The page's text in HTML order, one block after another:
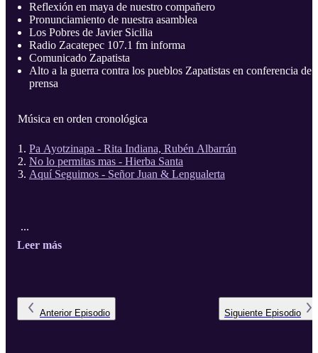
Reflexión en maya de nuestro compañero
Pronunciamiento de nuestra asamblea
Los Pobres de Javier Sicilia
Radio Zacatepec 107.1 fm informa
Comunicado Zapatista
Alto a la guerra contra los pueblos Zapatistas en conferencia de
prensa
Música en orden cronológica
Pa Ayotzinapa - Rita Indiana, Rubén Albarrán
No lo permitas mas - Hierba Santa
Aquí Seguimos - Señor Juan & Lengualerta
...
Leer más
Anterior Episodio Siguiente Episodio